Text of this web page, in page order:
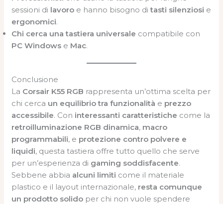
sessioni di lavoro e hanno bisogno ditasti silenziosi e
ergonomici.
Chi cerca una tastiera universale compatibile con
PC Windows e Mac.
Conclusione
La Corsair K55 RGB rappresenta un’ottima scelta per
chi cerca un equilibrio tra funzionalità e prezzo
accessibile. Con interessanti caratteristiche come la
retroilluminazione RGB dinamica, macro
programmabili, e protezione contro polvere e
liquidi, questa tastiera offre tutto quello che serve
per un’esperienza di gaming soddisfacente.
Sebbene abbia alcuni limiti come il materiale
plastico e il layout internazionale, resta comunque
un prodotto solido per chi non vuole spendere